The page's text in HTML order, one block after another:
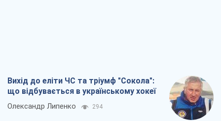
Вихід до еліти ЧС та тріумф "Сокола":
що відбувається в українському хокеї
Олександр Липенко 294